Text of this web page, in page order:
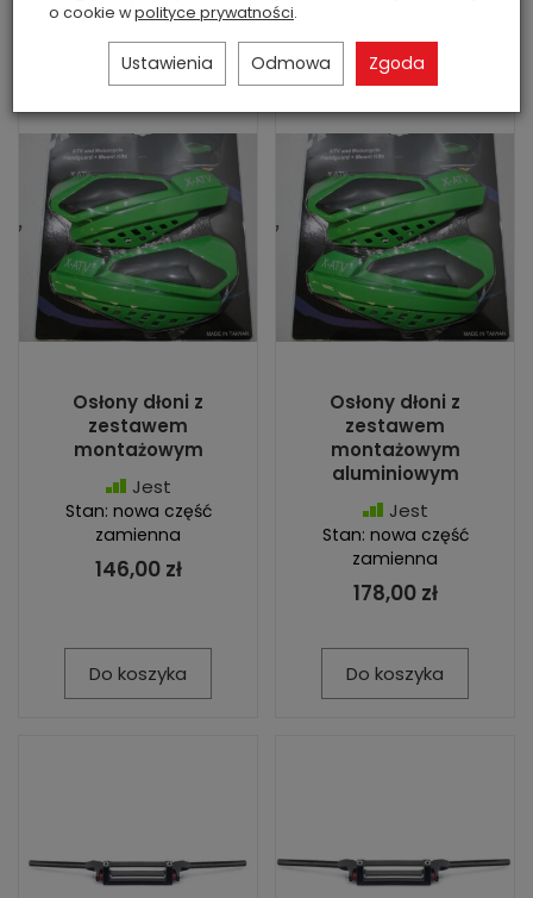
Do koszyka Do koszyka
Osłony dłoni z
zestawem
montażowym
Jest
Stan: nowa część
zamienna
146,00 zł
Do koszyka
Osłony dłoni z
zestawem
montażowym
aluminiowym
Jest
Stan: nowa część
zamienna
178,00 zł
Do koszyka
o cookie wpolityce prywatności.
Ustawienia Odmowa Zgoda